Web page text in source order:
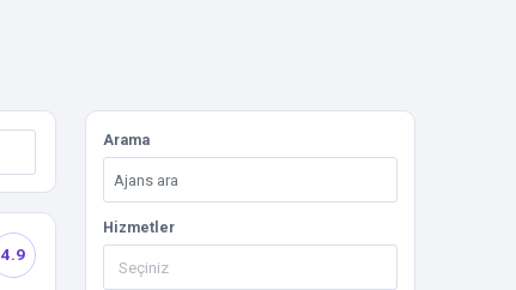
4.9
Arama
Hizmetler